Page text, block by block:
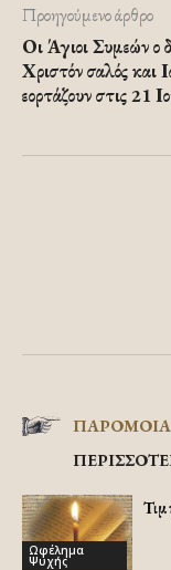
Προηγούμενο άρθρο
Οι Άγιοι Συμεών ο
Χριστόν σαλός και
εορτάζουν στις 21
Ωφέλημα
Ψυχής